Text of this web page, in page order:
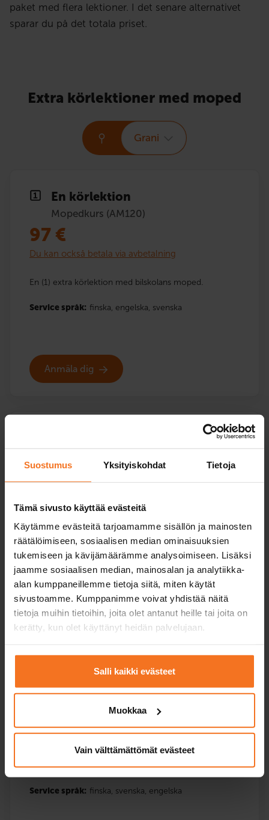
Suostumus Yksityiskohdat Tietoja
Tämä sivusto käyttää evästeitä
Käytämme evästeitä tarjoamamme sisällön ja mainosten
räätälöimiseen, sosiaalisen median ominaisuuksien
tukemiseen ja kävijämäärämme analysoimiseen. Lisäksi
jaamme sosiaalisen median, mainosalan ja analytiikka-
alan kumppaneillemme tietoja siitä, miten käytät
sivustoamme. Kumppanimme voivat yhdistää näitä
tietoja muihin tietoihin, joita olet antanut heille tai joita on
kerätty, kun olet käyttänyt heidän palvelujaan.
Salli kaikki evästeet
Muokkaa
Vain välttämättömät evästeet
paket med flera lektioner. I det senare alternativet
sparar du på det totala priset.
Extra körlektioner med moped
Grani
En körlektion
Mopedkurs (AM120)
97 €
Du kan också betala via avbetalning
En (1) extra körlektion med bilskolans moped.
Service språk: finska, engelska, svenska
Anmäla dig
189€
Två (2) extra körlektioner med bilskolans moped.
Anmäla dig
Mopedkurs (AM120)
Du kan också betala via avbetalning
Tre (3) extra körlektioner med bilskolans moped.
Service språk: finska, svenska, engelska